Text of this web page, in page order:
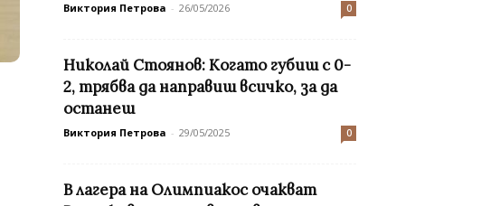
Виктория Петрова - 26/05/2026 0
Николай Стоянов: Когато губиш с 0-
2, трябва да направиш всичко, за да
останеш
Виктория Петрова - 29/05/2025 0
В лагера на Олимпиакос очакват